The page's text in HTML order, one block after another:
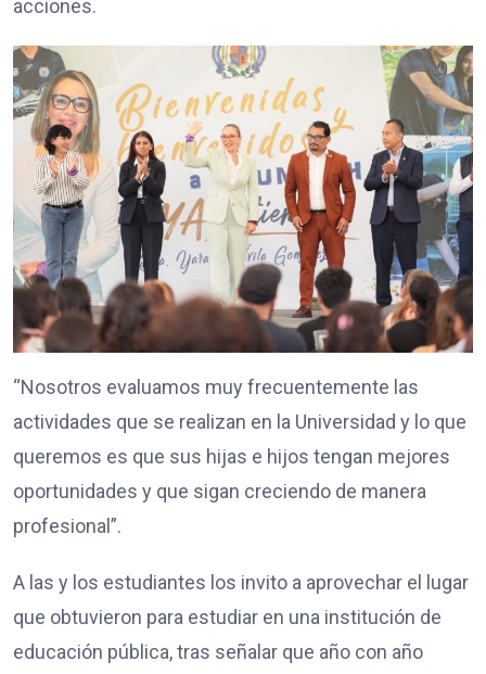
acciones.
“Nosotros evaluamos muy frecuentemente las
actividades que se realizan en la Universidad y lo que
queremos es que sus hijas e hijos tengan mejores
oportunidades y que sigan creciendo de manera
profesional”.
A las y los estudiantes los invito a aprovechar el lugar
que obtuvieron para estudiar en una institución de
educación pública, tras señalar que año con año